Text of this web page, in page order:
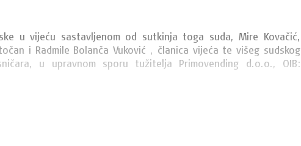
u vijeću sastavljenom od sutkinja toga suda, Mire Kovačić,
i Radmile Bolanča Vuković , članica vijeća te višeg sudskog
u upravnom sporu tužitelja Primovending d.o.o., OIB: